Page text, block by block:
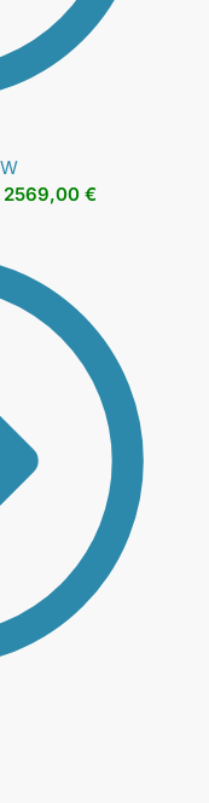
2569,00 €